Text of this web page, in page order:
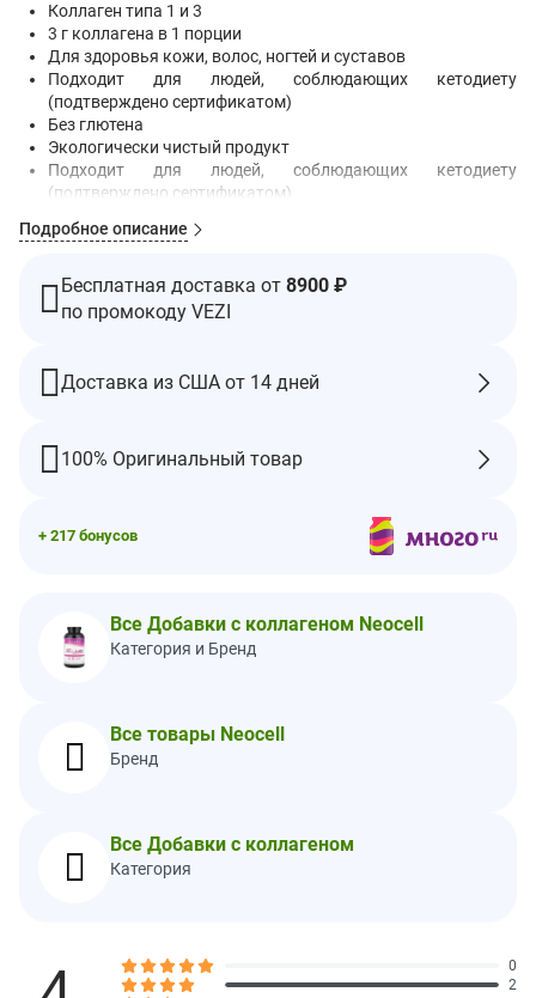
Коллаген типа 1 и 3
3 г коллагена в 1 порции
Для здоровья кожи, волос, ногтей и суставов
Подходит для людей, соблюдающих кетодиету
(подтверждено сертификатом)
Без глютена
Экологически чистый продукт
Подходит для людей, соблюдающих кетодиету
(подтверждено сертификатом)
Igen™ Non-GMO Tested
С ингредиентами из крупного рогатого скота
У красоты есть источник силы. Вы. С возрастом в нашем
многим распространенным признакам старения. Но с нашим
суперколлагеном, витамином C и биотином у вас есть сила,
С вы можете питать кожу и волосы изнутри. Увеличьте
биотина.
Всего три (3) таблетки в день.
Ингредиенты
ароматизаторов.
Содержит сульфиты природного происхождения.
Изготовлено в США из ингредиентов со всего мира.
Предупреждения
Хранить в недоступном для детей месте.
Как и в случае с любыми добавками, перед применением этого
Подробное описание
Бесплатная доставка от 8900 ₽
по промокоду VEZI
Доставка из США от 14 дней
100% Оригинальный товар
+ 217 бонусов
Все Добавки с коллагеном Neocell
Категория и Бренд
Все товары Neocell
Бренд
Все Добавки с коллагеном
Категория
0
2